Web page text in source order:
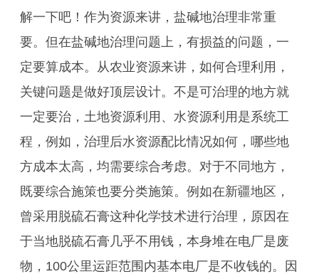
解一下吧！作为资源来讲，盐碱地治理非常重
要。但在盐碱地治理问题上，有损益的问题，一
定要算成本。从农业资源来讲，如何合理利用，
关键问题是做好顶层设计。不是可治理的地方就
一定要治，土地资源利用、水资源利用是系统工
程，例如，治理后水资源配比情况如何，哪些地
方成本太高，均需要综合考虑。对于不同地方，
既要综合施策也要分类施策。例如在新疆地区，
曾采用脱硫石膏这种化学技术进行治理，原因在
于当地脱硫石膏几乎不用钱，本身堆在电厂是废
物，100公里运距范围内基本电厂是不收钱的。因